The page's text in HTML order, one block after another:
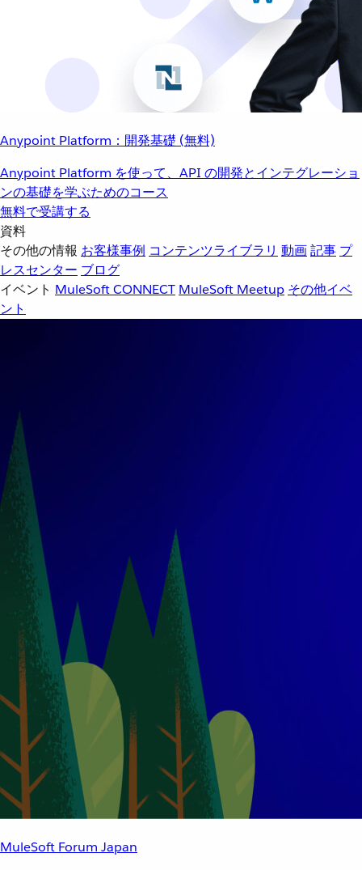
Anypoint Platform：開発基礎 (無料)
Anypoint Platform を使って、API の開発とインテグレーショ
ンの基礎を学ぶためのコース
無料で受講する
資料
その他の情報 お客様事例 コンテンツライブラリ 動画記事 プ
レスセンター ブログ
イベント MuleSoft CONNECT MuleSoft Meetup その他イベ
ント
MuleSoft Forum Japan